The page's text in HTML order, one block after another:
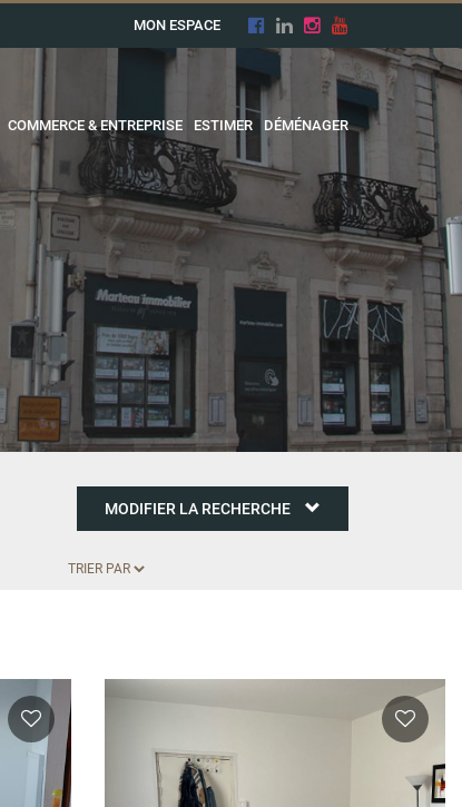
MON ESPACE
COMMERCE & ENTREPRISE ESTIMER DÉMÉNAGER
MODIFIER LA RECHERCHE